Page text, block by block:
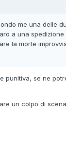
me una delle
a una spedizione
la morte
punitiva, se ne
un colpo di